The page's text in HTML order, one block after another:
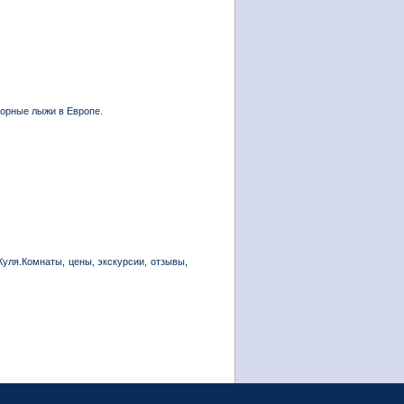
лыжи в Европе.
цены, экскурсии, отзывы,